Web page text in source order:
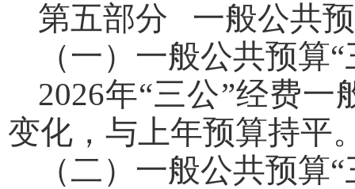
第五部分 一般公共
（一）一般公共预算
2026年“三公”经费
变化，与上年预算持平
（二）一般公共预算